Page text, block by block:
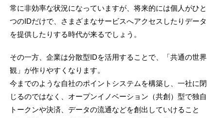
常に非効率な状況になっていますが、将来的には個人がひと
つのIDだけで、さまざまなサービスへアクセスしたりデータ
を提供したりする時代が来るでしょう。
その一方、企業は分散型IDを活用することで、「共通の世界
観」が作りやすくなります。
今までのような自社のポイントシステムを構築し、一社に閉
じるのではなく、オープンイノベーション（共創）型で独自
トークンや決済、データの流通などを創出していけること